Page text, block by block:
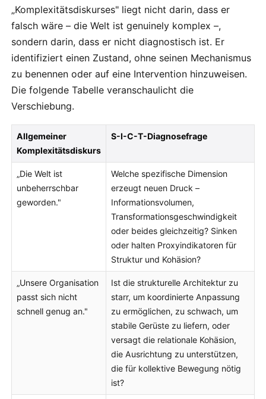
„Komplexitätsdiskurses" liegt nicht darin, dass er
falsch wäre – die Welt ist genuinely komplex –,
sondern darin, dass er nicht diagnostisch ist. Er
identifiziert einen Zustand, ohne seinen Mechanismus
zu benennen oder auf eine Intervention hinzuweisen.
Die folgende Tabelle veranschaulicht die
Verschiebung.
Allgemeiner
Komplexitätsdiskurs
S-I-C-T-Diagnosefrage
„Die Welt ist
unbeherrschbar
geworden."
Welche spezifische Dimension
erzeugt neuen Druck –
Informationsvolumen,
Transformationsgeschwindigkeit
oder beides gleichzeitig? Sinken
oder halten Proxyindikatoren für
Struktur und Kohäsion?
„Unsere Organisation
passt sich nicht
schnell genug an."
Ist die strukturelle Architektur zu
starr, um koordinierte Anpassung
zu ermöglichen, zu schwach, um
stabile Gerüste zu liefern, oder
versagt die relationale Kohäsion,
die Ausrichtung zu unterstützen,
die für kollektive Bewegung nötig
ist?